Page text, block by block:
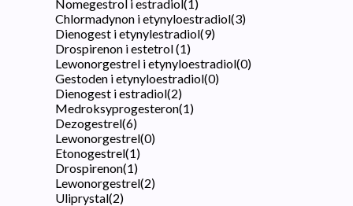
Nomegestrol i estradiol(1)
Chlormadynon i etynyloestradiol(3)
Dienogest i etynylestradiol(9)
Drospirenon i estetrol(1)
Lewonorgestrel i etynyloestradiol(0)
Gestoden i etynyloestradiol(0)
Dienogest i estradiol(2)
Medroksyprogesteron(1)
Dezogestrel(6)
Lewonorgestrel(0)
Etonogestrel(1)
Drospirenon(1)
Lewonorgestrel(2)
Uliprystal(2)